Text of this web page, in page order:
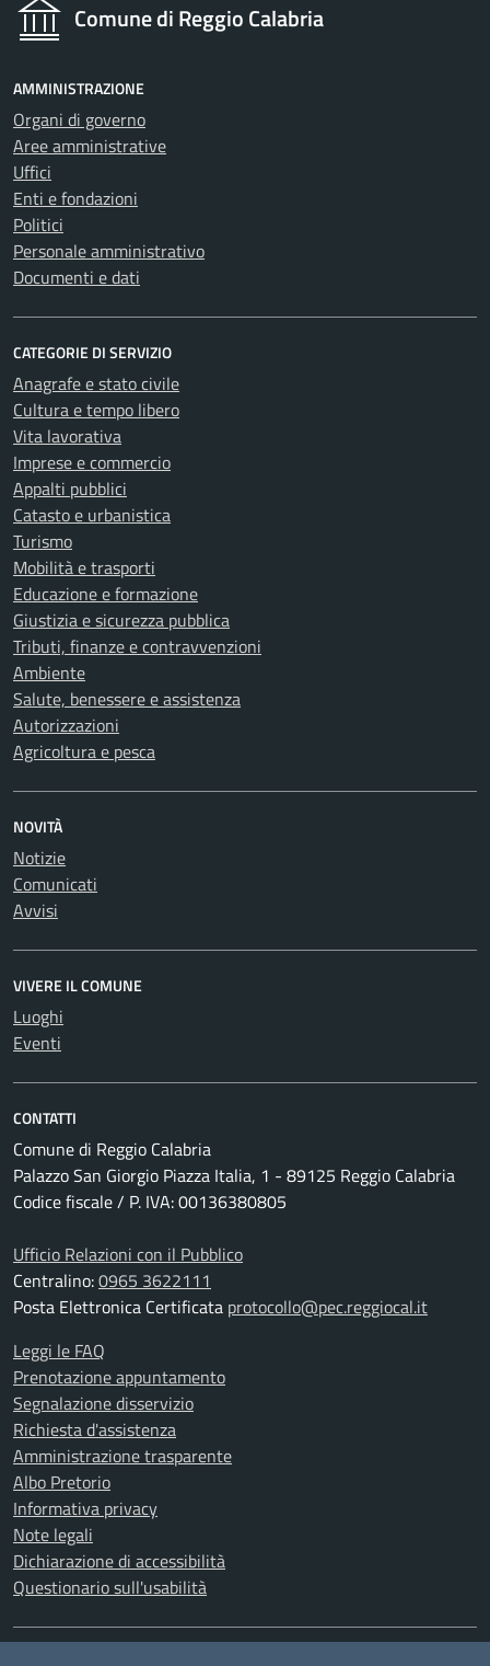
Comune di Reggio Calabria
AMMINISTRAZIONE
Organi di governo
Aree amministrative
Uffici
Enti e fondazioni
Politici
Personale amministrativo
Documenti e dati
CATEGORIE DI SERVIZIO
Anagrafe e stato civile
Cultura e tempo libero
Vita lavorativa
Imprese e commercio
Appalti pubblici
Catasto e urbanistica
Turismo
Mobilità e trasporti
Educazione e formazione
Giustizia e sicurezza pubblica
Tributi, finanze e contravvenzioni
Ambiente
Salute, benessere e assistenza
Autorizzazioni
Agricoltura e pesca
NOVITÀ
Notizie
Comunicati
Avvisi
VIVERE IL COMUNE
Luoghi
Eventi
CONTATTI
Comune di Reggio Calabria
Palazzo San Giorgio Piazza Italia, 1 - 89125 Reggio Calabria
Codice fiscale / P. IVA: 00136380805
Ufficio Relazioni con il Pubblico
Centralino:0965 3622111
Posta Elettronica Certificata protocollo@pec.reggiocal.it
Leggi le FAQ
Prenotazione appuntamento
Segnalazione disservizio
Richiesta d'assistenza
Amministrazione trasparente
Albo Pretorio
Informativa privacy
Note legali
Dichiarazione di accessibilità
Questionario sull'usabilità